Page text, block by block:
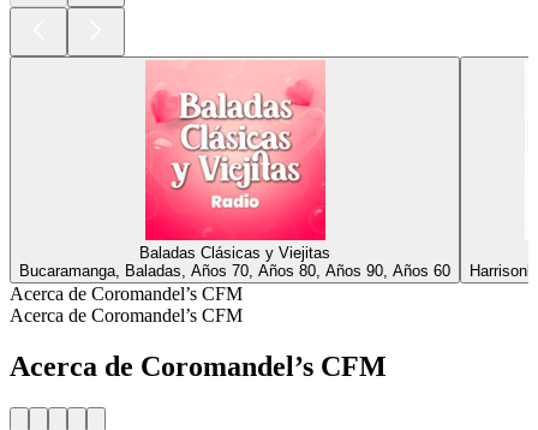
Baladas Clásicas y Viejitas
Bucaramanga, Baladas, Años 70, Años 80, Años 90, Años 60
Acerca de Coromandel’s CFM
Acerca de Coromandel’s CFM
Acerca de Coromandel’s CFM